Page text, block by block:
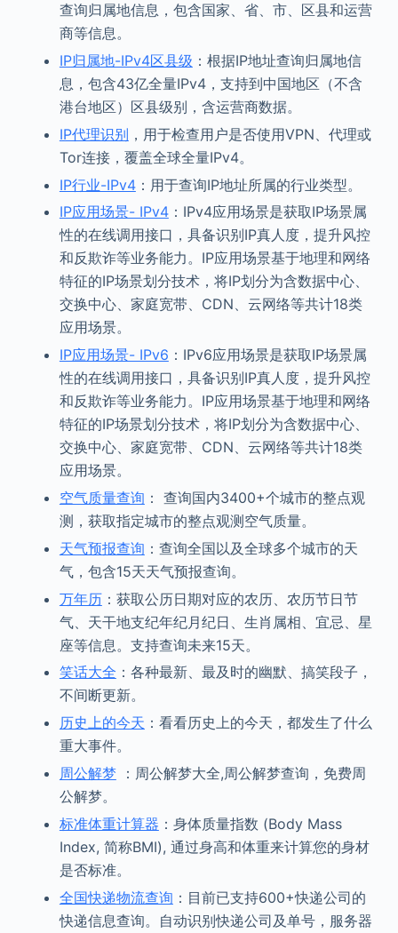
查询归属地信息，包含国家、省、市、区县和运营
商等信息。
IP归属地-IPv4区县级 ：根据IP地址查询归属地信
息，包含43亿全量IPv4，支持到中国地区（不含
港台地区）区县级别，含运营商数据。
IP代理识别 ，用于检查用户是否使用VPN、代理或
Tor连接，覆盖全球全量IPv4。
IP行业-IPv4：用于查询IP地址所属的行业类型。
IP应用场景- IPv4：IPv4应用场景是获取IP场景属
性的在线调用接口，具备识别IP真人度，提升风控
和反欺诈等业务能力。IP应用场景基于地理和网络
特征的IP场景划分技术，将IP划分为含数据中心、
交换中心、家庭宽带、CDN、云网络等共计18类
应用场景。
IP应用场景- IPv6 ：IPv6应用场景是获取IP场景属
性的在线调用接口，具备识别IP真人度，提升风控
和反欺诈等业务能力。IP应用场景基于地理和网络
特征的IP场景划分技术，将IP划分为含数据中心、
交换中心、家庭宽带、CDN、云网络等共计18类
应用场景。
空气质量查询 ： 查询国内3400+个城市的整点观
测，获取指定城市的整点观测空气质量。
天气预报查询 ：查询全国以及全球多个城市的天
气，包含15天天气预报查询。
万年历：获取公历日期对应的农历、农历节日节
气、天干地支纪年纪月纪日、生肖属相、宜忌、星
座等信息。支持查询未来15天。
笑话大全 ：各种最新、最及时的幽默、搞笑段子，
不间断更新。
历史上的今天 ：看看历史上的今天，都发生了什么
重大事件。
周公解梦：周公解梦大全,周公解梦查询，免费周
公解梦。
标准体重计算器 ：身体质量指数 (Body Mass
Index, 简称BMI), 通过身高和体重来计算您的身材
是否标准。
全国快递物流查询 ：目前已支持600+快递公司的
快递信息查询。自动识别快递公司及单号，服务器